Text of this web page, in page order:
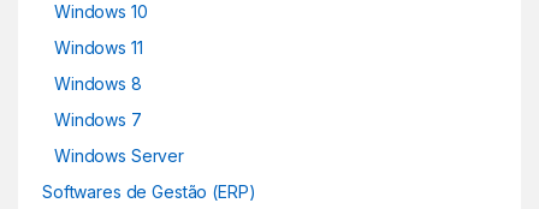
Windows 10
Windows 11
Windows 8
Windows 7
Windows Server
Softwares de Gestão (ERP)